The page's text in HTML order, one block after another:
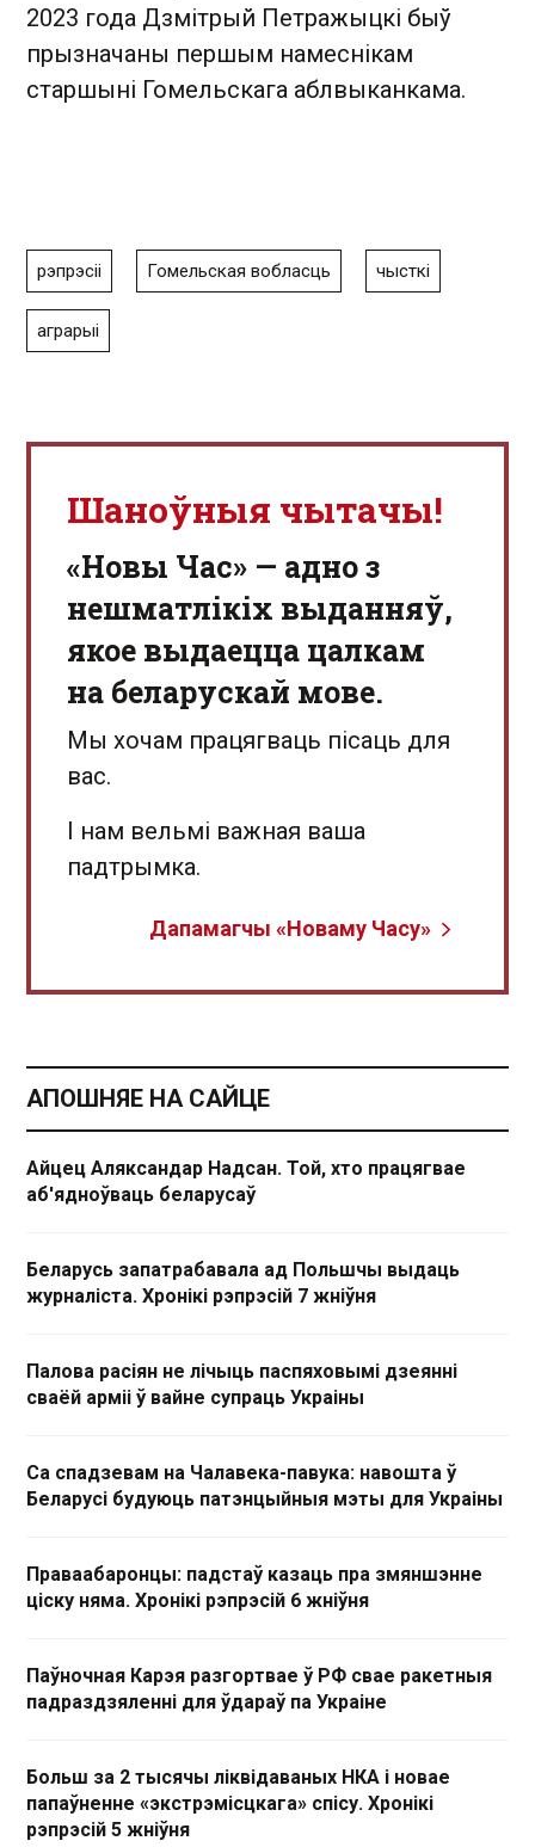
2023 года Дзмітрый Петражыцкі быў
прызначаны першым намеснікам
старшыні Гомельскага аблвыканкама.
рэпрэсіі Гомельская вобласць чысткі
аграрыі
Шаноўныя чытачы!
«Новы Час» — адно з
нешматлікіх выданняў,
якое выдаецца цалкам
на беларускай мове.
Мы хочам працягваць пісаць для
вас.
І нам вельмі важная ваша
падтрымка.
Дапамагчы «Новаму Часу»
АПОШНЯЕ НА САЙЦЕ
Айцец Аляксандар Надсан. Той, хто працягвае
аб'ядноўваць беларусаў
Беларусь запатрабавала ад Польшчы выдаць
журналіста. Хронікі рэпрэсій 7 жніўня
Палова расіян не лічыць паспяховымі дзеянні
сваёй арміі ў вайне супраць Украіны
Са спадзевам на Чалавека-павука: навошта ў
Беларусі будуюць патэнцыйныя мэты для Украіны
Праваабаронцы: падстаў казаць пра змяншэнне
ціску няма. Хронікі рэпрэсій 6 жніўня
Паўночная Карэя разгортвае ў РФ свае ракетныя
падраздзяленні для ўдараў па Украіне
Больш за 2 тысячы ліквідаваных НКА і новае
папаўненне «экстрэмісцкага» спісу. Хронікі
рэпрэсій 5 жніўня